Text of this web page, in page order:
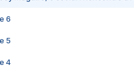
6
5
4